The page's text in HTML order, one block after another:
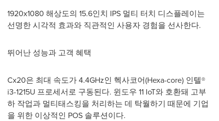
1920x1080 해상도의 15.6인치 IPS 멀티 터치 디스플레이는
선명한 시각적 효과와 직관적인 사용자 경험을 선사한다.
뛰어난 성능과 고객 혜택
Cx20은 최대 속도가 4.4GHz인 헥사코어(Hexa-core) 인텔®
i3-1215U 프로세서로 구동된다. 윈도우 11 IoT와 호환돼 고부
하 작업과 멀티태스킹을 처리하는 데 탁월하기 때문에 기업
을 위한 이상적인 POS 솔루션이다.